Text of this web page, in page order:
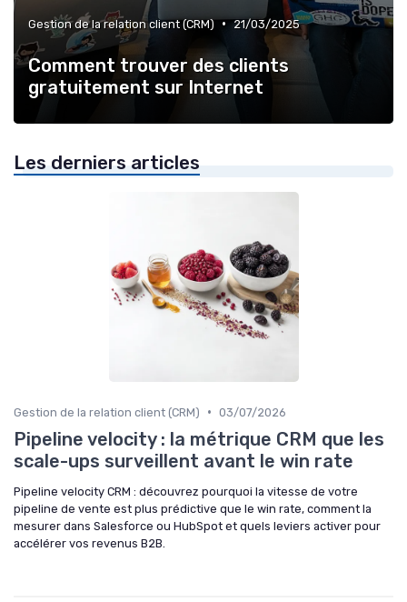
Gestion de la relation client (CRM) • 21/03/2025
Comment trouver des clients
gratuitement sur Internet
Les derniers articles
Gestion de la relation client (CRM) • 03/07/2026
Pipeline velocity : la métrique CRM que les
scale-ups surveillent avant le win rate
Pipeline velocity CRM : découvrez pourquoi la vitesse de votre
pipeline de vente est plus prédictive que le win rate, comment la
mesurer dans Salesforce ou HubSpot et quels leviers activer pour
accélérer vos revenus B2B.